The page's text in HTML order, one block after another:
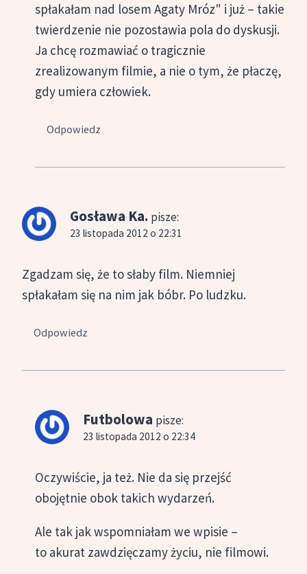
spłakałam nad losem Agaty Mróz" i już – takie
twierdzenie nie pozostawia pola do dyskusji.
Ja chcę rozmawiać o tragicznie
zrealizowanym filmie, a nie o tym, że płaczę,
gdy umiera człowiek.
Odpowiedz
Gosława Ka. pisze:
23 listopada 2012 o 22:31
Zgadzam się, że to słaby film. Niemniej
spłakałam się na nim jak bóbr. Po ludzku.
Odpowiedz
Futbolowa pisze:
23 listopada 2012 o 22:34
Oczywiście, ja też. Nie da się przejść
obojętnie obok takich wydarzeń.
Ale tak jak wspomniałam we wpisie –
to akurat zawdzięczamy życiu, nie filmowi.